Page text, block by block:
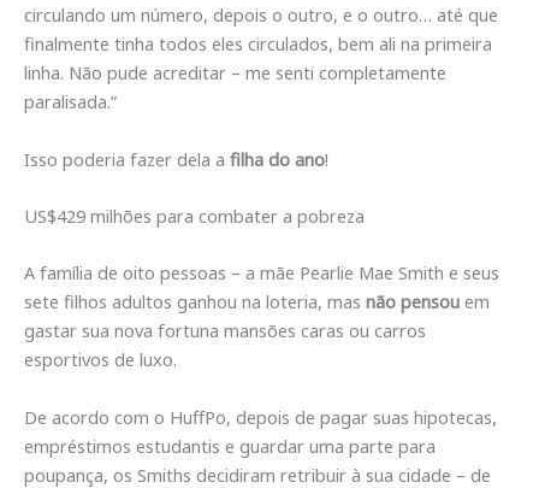
circulando um número, depois o outro, e o outro… até que
finalmente tinha todos eles circulados, bem ali na primeira
linha. Não pude acreditar – me senti completamente
paralisada.”
Isso poderia fazer dela a filha do ano!
US$429 milhões para combater a pobreza
A família de oito pessoas – a mãe Pearlie Mae Smith e seus
sete filhos adultos ganhou na loteria, mas não pensou em
gastar sua nova fortuna mansões caras ou carros
esportivos de luxo.
De acordo com o HuffPo, depois de pagar suas hipotecas,
empréstimos estudantis e guardar uma parte para
poupança, os Smiths decidiram retribuir à sua cidade – de